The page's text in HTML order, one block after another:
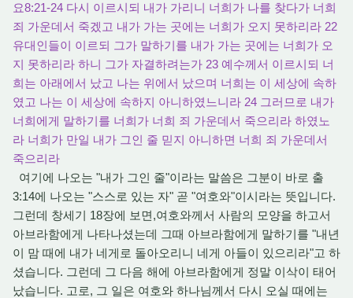
요8:21-24 다시 이르시되 내가 가리니 너희가 나를 찾다가 너희
죄 가운데서 죽겠고 내가 가는 곳에는 너희가 오지 못하리라 22
유대인들이 이르되 그가 말하기를 내가 가는 곳에는 너희가 오
지 못하리라 하니 그가 자결하려는가 23 예수께서 이르시되 너
희는 아래에서 났고 나는 위에서 났으며 너희는 이 세상에 속하
였고 나는 이 세상에 속하지 아니하였느니라 24 그러므로 내가
너희에게 말하기를 너희가 너희 죄 가운데서 죽으리라 하였노
라 너희가 만일 내가 그인 줄 믿지 아니하면 너희 죄 가운데서
죽으리라
여기에 나오는 "내가 그인 줄"이라는 말씀은 그분이 바로 출
3:14에 나오는 "스스로 있는 자" 곧 "여호와"이시라는 뜻입니다.
그런데 창세기 18장에 보면,여호와께서 사람의 모양을 하고서
아브라함에게 나타나셨는데 그때 아브라함에게 말하기를 "내년
이 맘 때에 내가 네게로 돌아오리니 네게 아들이 있으리라"고 하
셨습니다. 그런데 그 다음 해에 아브라함에게 정말 이삭이 태어
났습니다. 고로, 그 일은 여호와 하나님께서 다시 오실 때에는